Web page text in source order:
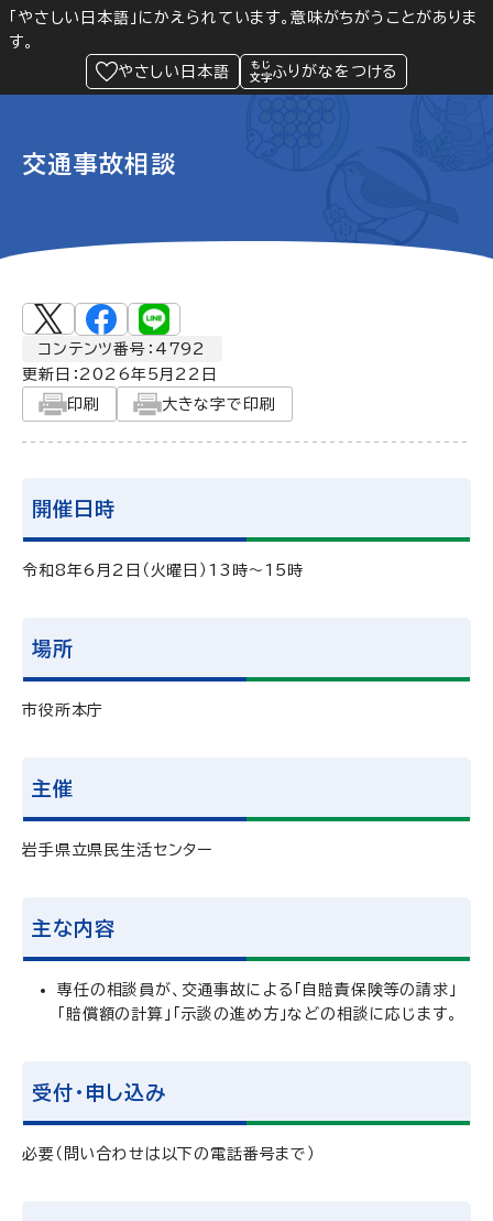
「やさしい日本語」にかえられています。意味がちがうことがありま
す。
やさしい日本語
ふりがなをつける
Language 閲覧支援
緊急情報
交通事故相談
コンテンツ番号：4792
更新日： 2026年5月22日
印刷
大きな字で印刷
開催日時
令和8年6月2日（火曜日）13時～15時
場所
市役所本庁
主催
岩手県立県民生活センター
主な内容
専任の相談員が、交通事故による「自賠責保険等の請求」
「賠償額の計算」「示談の進め方」などの相談に応じます。
受付・申し込み
必要（問い合わせは以下の電話番号まで）